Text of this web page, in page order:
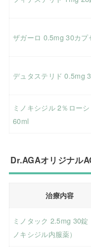
ザガーロ 0.5mg 30カプ
デュタステリド 0.5mg
ミノキシジル 2％ロー
60ml
Dr.AGAオリジナル
治療内容
ミノタック 2.5mg 30錠
ノキシジル内服薬）